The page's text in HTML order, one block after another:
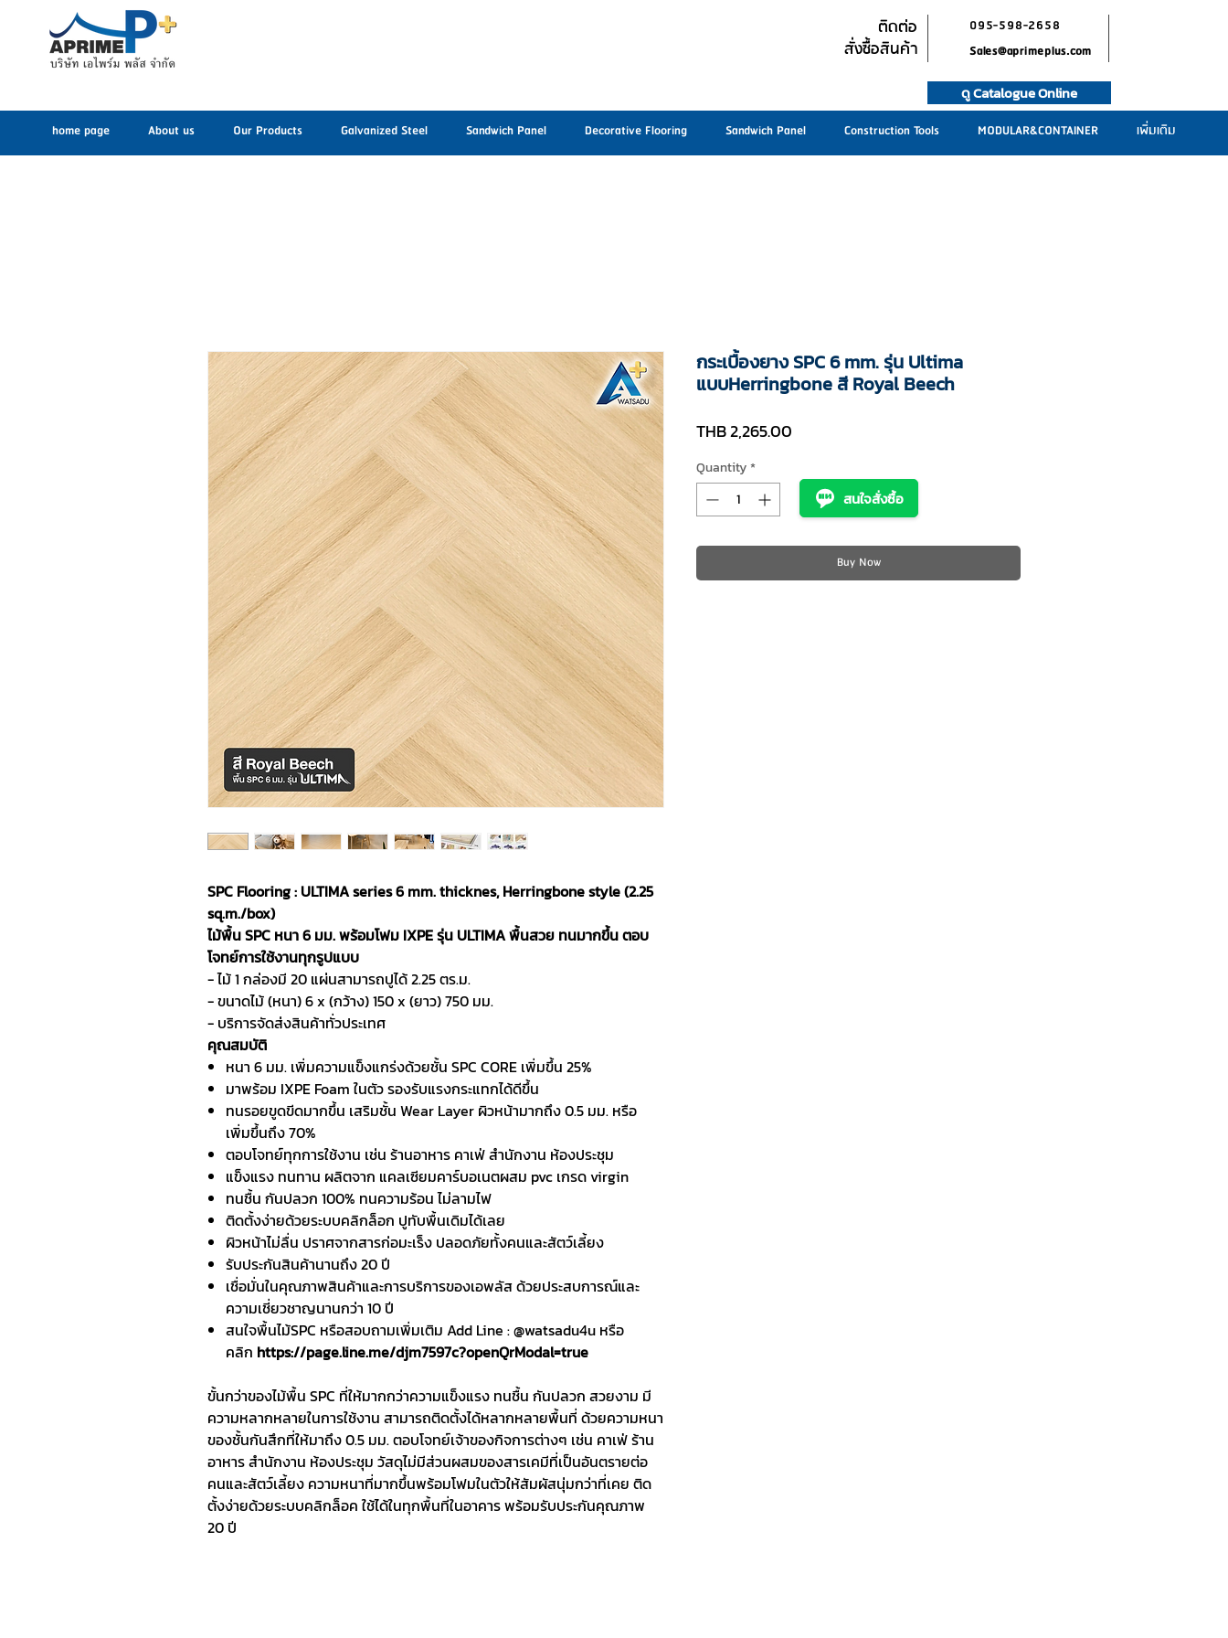
ติดต่อ
สั่งซื้อสินค้า
095-598-2658
Sales@aprimeplus.com
ดู Catalogue Online
home page About us Our Products Galvanized Steel Sandwich Panel Decorative Flooring Sandwich Panel Construction Tools MODULAR&CONTAINER เพิ่มเติม
SPC Flooring : ULTIMA series 6 mm. thicknes, Herringbone style (2.25
sq.m./box)
ไม้พื้น SPC หนา 6 มม. พร้อมโฟม IXPE รุ่น ULTIMA พื้นสวย ทนมากขึ้น ตอบ
โจทย์การใช้งานทุกรูปแบบ
- ไม้ 1 กล่องมี 20 แผ่นสามารถปูได้ 2.25 ตร.ม.
- ขนาดไม้ (หนา) 6 x (กว้าง) 150 x (ยาว) 750 มม.
- บริการจัดส่งสินค้าทั่วประเทศ
คุณสมบัติ
หนา 6 มม. เพิ่มความแข็งแกร่งด้วยชั้น SPC CORE เพิ่มขึ้น 25%
มาพร้อม IXPE Foam ในตัว รองรับแรงกระแทกได้ดีขึ้น
ทนรอยขูดขีดมากขึ้น เสริมชั้น Wear Layer ผิวหน้ามากถึง 0.5 มม. หรือ
เพิ่มขึ้นถึง 70%
ตอบโจทย์ทุกการใช้งาน เช่น ร้านอาหาร คาเฟ่ สำนักงาน ห้องประชุม
แข็งแรง ทนทาน ผลิตจาก แคลเซียมคาร์บอเนตผสม pvc เกรด virgin
ทนชื้น กันปลวก 100% ทนความร้อน ไม่ลามไฟ
ติดตั้งง่ายด้วยระบบคลิกล็อก ปูทับพื้นเดิมได้เลย
ผิวหน้าไม่ลื่น ปราศจากสารก่อมะเร็ง ปลอดภัยทั้งคนและสัตว์เลี้ยง
รับประกันสินค้านานถึง 20 ปี
เชื่อมั่นในคุณภาพสินค้าและการบริการของเอพลัส ด้วยประสบการณ์และ
ความเชี่ยวชาญนานกว่า 10 ปี
สนใจพื้นไม้SPC หรือสอบถามเพิ่มเติม Add Line : @watsadu4u หรือ
คลิก https://page.line.me/djm7597c?openQrModal=true
ขั้นกว่าของไม้พื้น SPC ที่ให้มากกว่าความแข็งแรง ทนชื้น กันปลวก สวยงาม มี
ความหลากหลายในการใช้งาน สามารถติดตั้งได้หลากหลายพื้นที่ ด้วยความหนา
ของชั้นกันสึกที่ให้มาถึง 0.5 มม. ตอบโจทย์เจ้าของกิจการต่างๆ เช่น คาเฟ่ ร้าน
อาหาร สำนักงาน ห้องประชุม วัสดุไม่มีส่วนผสมของสารเคมีที่เป็นอันตรายต่อ
คนและสัตว์เลี้ยง ความหนาที่มากขึ้นพร้อมโฟมในตัวให้สัมผัสนุ่มกว่าที่เคย ติด
ตั้งง่ายด้วยระบบคลิกล็อค ใช้ได้ในทุกพื้นที่ในอาคาร พร้อมรับประกันคุณภาพ
20 ปี
กระเบื้องยาง SPC 6 mm. รุ่น Ultima
แบบHerringbone สี Royal Beech
THB 2,265.00
Quantity*
สนใจสั่งซื้อ
Buy Now